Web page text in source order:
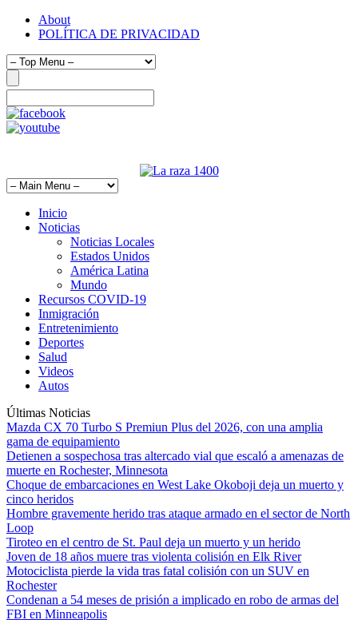
About
POLÍTICA DE PRIVACIDAD
Inicio
Noticias
Noticias Locales
Estados Unidos
América Latina
Mundo
Recursos COVID-19
Inmigración
Entretenimiento
Deportes
Salud
Videos
Autos
Últimas Noticias
Mazda CX 70 Turbo S Premiun Plus del 2026, con una amplia
gama de equipamiento
Detienen a sospechosa tras altercado vial que escaló a amenazas de
muerte en Rochester, Minnesota
Choque de embarcaciones en West Lake Okoboji deja un muerto y
cinco heridos
Hombre gravemente herido tras ataque armado en el sector de North
Loop
Tiroteo en el centro de St. Paul deja un muerto y un herido
Joven de 18 años muere tras violenta colisión en Elk River
Motociclista pierde la vida tras fatal colisión con un SUV en
Rochester
Condenan a 54 meses de prisión a implicado en robo de armas del
FBI en Minneapolis